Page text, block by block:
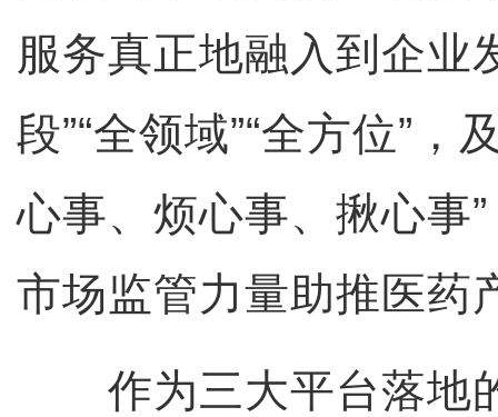
服务真正地融入到企业
段”“全领域”“全方位”，
心事、烦心事、揪心事
市场监管力量助推医药
作为三大平台落地